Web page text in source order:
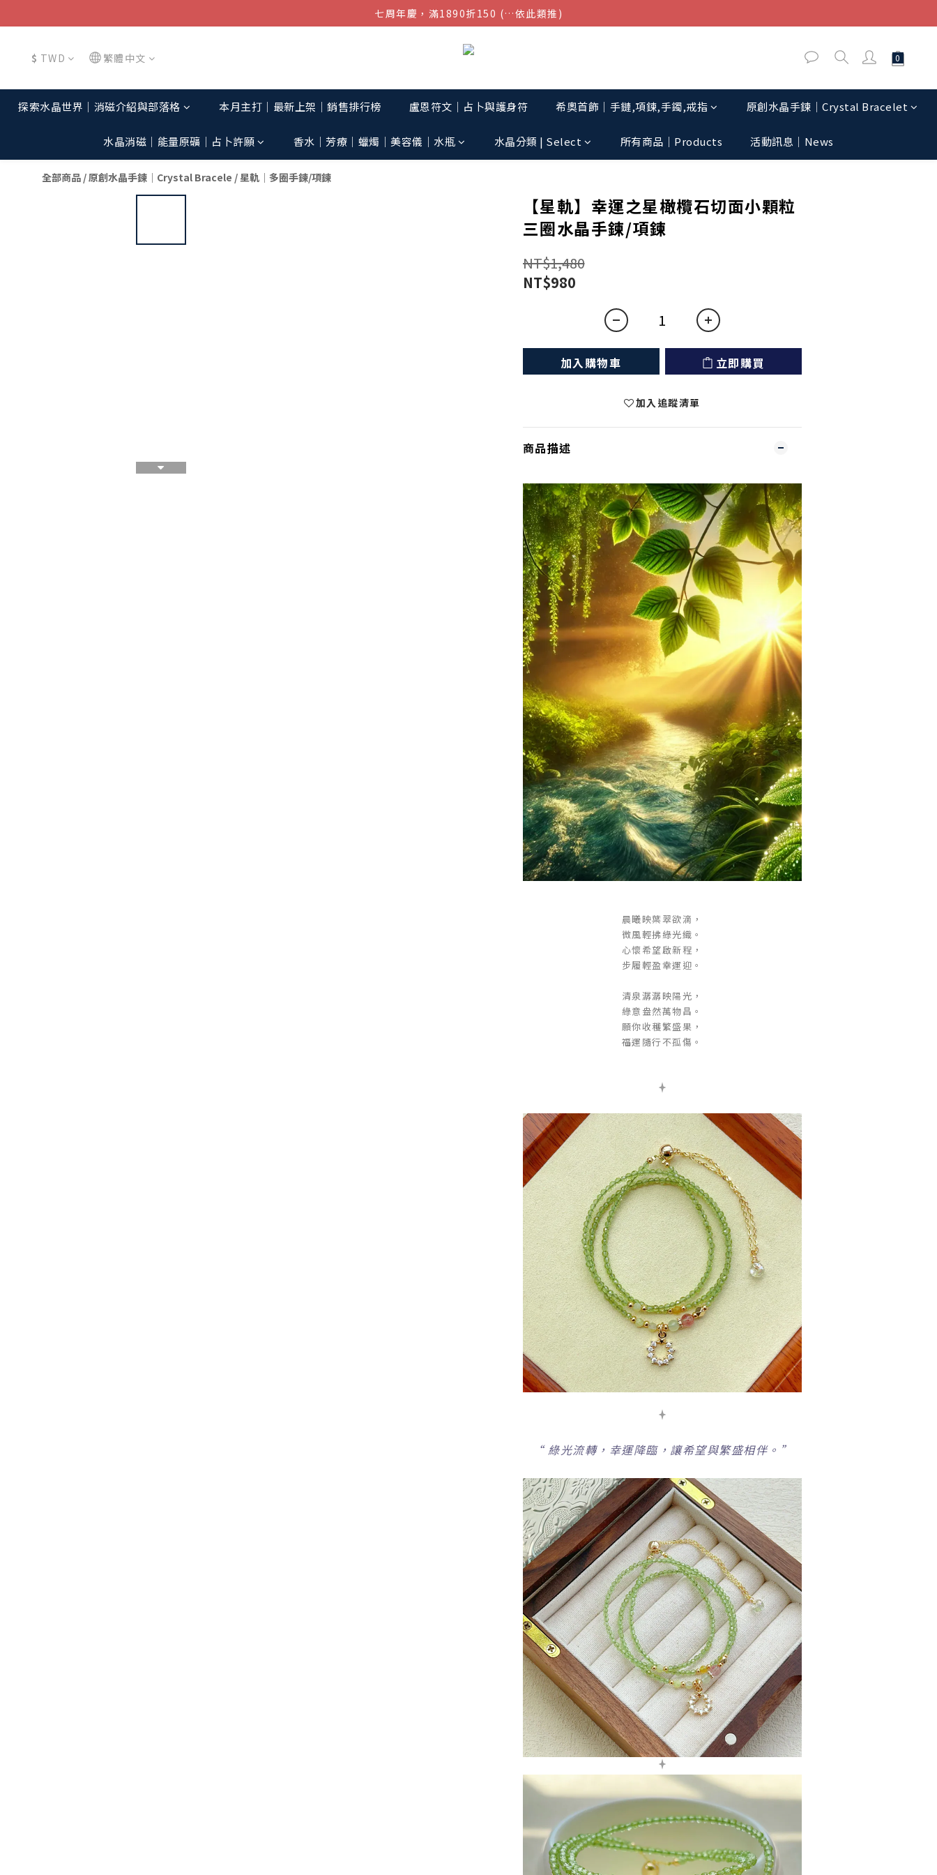
結帳金額滿$1080超取免運
七周年慶，滿1890折150 (…依此類推)
$ TWD 繁體中文
探索水晶世界│消磁介紹與部落格 本月主打│最新上架│銷售排行榜 盧恩符文｜占卜與護身符 希奧首飾│手鏈,項鍊,手鐲,戒指 原創水晶手鍊│Crystal Bracelet
水晶消磁│能量原礦│占卜許願 香水│芳療│蠟燭│美容儀│水瓶 水晶分類 | Select 所有商品｜Products 活動訊息│News
全部商品 /原創水晶手鍊│Crystal Bracele /星軌│多圈手鍊/項鍊
【星軌】幸運之星橄欖石切面小顆粒
三圈水晶手鍊/項鍊
NT$1,480
NT$980
加入購物車 立即購買
加入追蹤清單
商品描述
晨曦映葉翠欲滴，
微風輕拂綠光織。
心懷希望啟新程，
步履輕盈幸運迎。
清泉潺潺映陽光，
綠意盎然萬物昌。
願你收穫繁盛果，
福運隨行不孤傷。
“ 綠光流轉，幸運降臨，讓希望與繁盛相伴。”